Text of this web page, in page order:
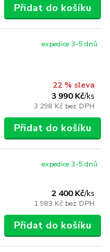
Přidat do košíku
22 % sleva
3 990 Kč/ks
3 298 Kč bez DPH
expedice 3-5 dnů
Přidat do košíku
2 400 Kč/ks
1 983 Kč bez DPH
expedice 3-5 dnů
Přidat do košíku